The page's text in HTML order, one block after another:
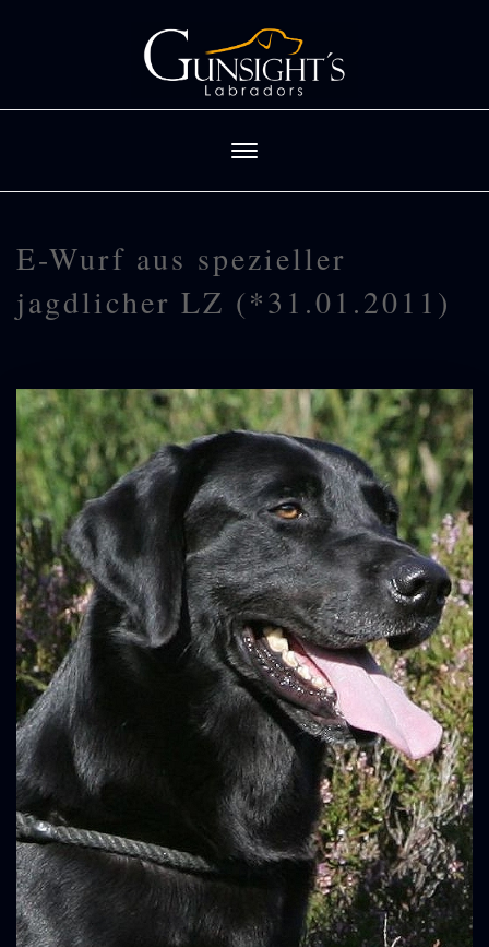
E-Wurf aus spezieller
jagdlicher LZ (*31.01.2011)